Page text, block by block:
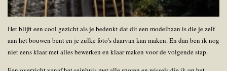
Het blijft een cool gezicht als je bedenkt dat dit een modelbaan is die je zelf
aan het bouwen bent en je zulke foto's daarvan kan maken. En dan ben ik nog
niet eens klaar met alles bewerken en klaar maken voor de volgende stap.